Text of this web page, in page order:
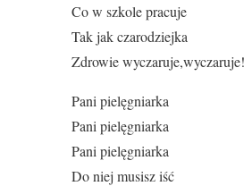
Co w szkole pracuje
Tak jak czarodziejka
Zdrowie wyczaruje,wyczaruje!
Pani pielęgniarka
Pani pielęgniarka
Pani pielęgniarka
Do niej musisz iść